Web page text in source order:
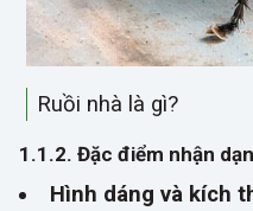
Ruồi nhà là gì?
1.1.2. Đặc điểm nhận
Hình dáng và kích